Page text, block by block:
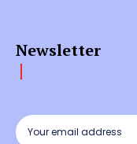
Newsletter